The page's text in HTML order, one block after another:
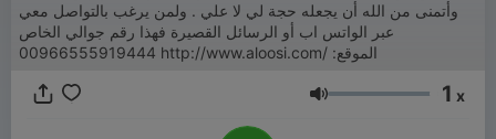
وأتمنى من الله أن يجعله حجة لي لا علي . ولمن يرغب بالتواصل معي
عبر الواتس اب أو الرسائل القصيرة فهذا رقم جوالي الخاص
00966555919444 http://www.aloosi.com/ :الموقع
Lautstärke 1 x